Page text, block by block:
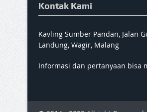
Kontak Kami
Kavling Sumber Pandan, Jalan
Landung, Wagir, Malang
Informasi dan pertanyaan bisa